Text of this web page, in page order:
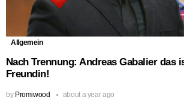
Allgemein
Nach Trennung: Andreas Gabalier das
Freundin!
by Promiwood about a year ago